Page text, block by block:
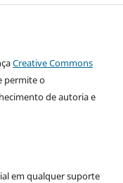
Creative Commons
permite o
de autoria e
em qualquer suporte